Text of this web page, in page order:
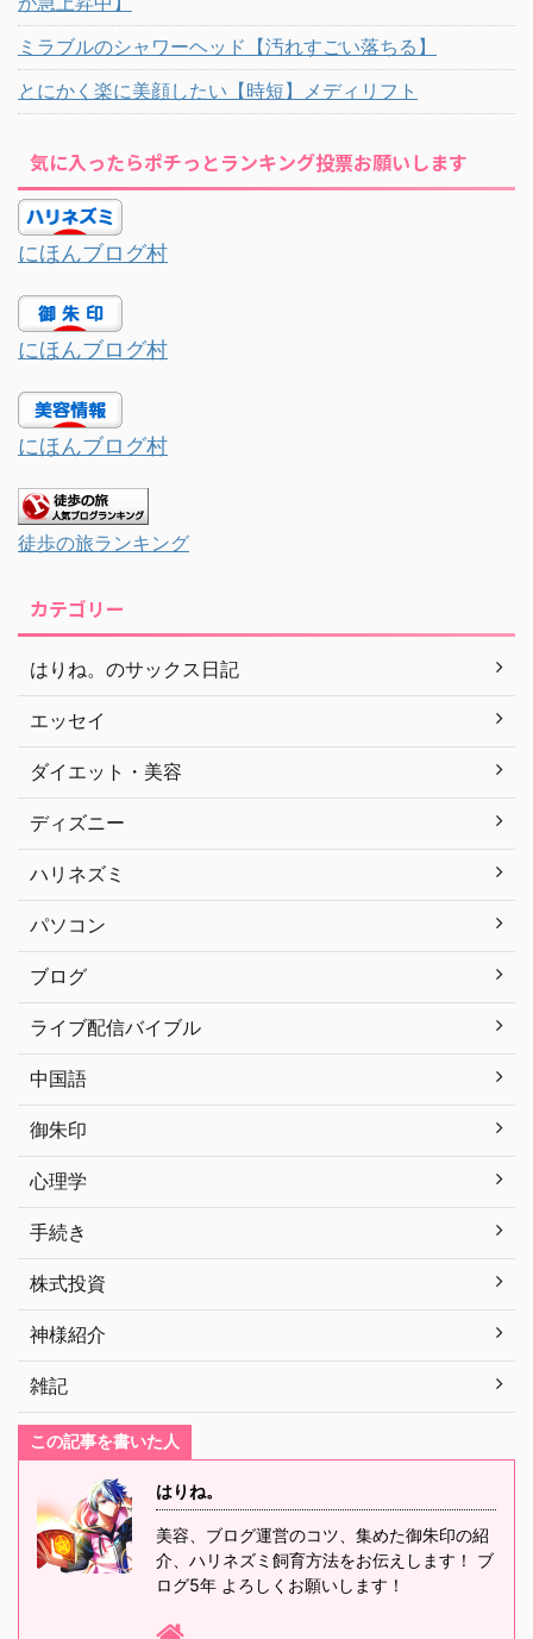
ミラブルのシャワーヘッド【汚れすごい落ちる】
とにかく楽に美顔したい【時短】メディリフト
気に入ったらポチっとランキング投票お願いします
にほんブログ村
にほんブログ村
にほんブログ村
徒歩の旅ランキング
カテゴリー
はりね。のサックス日記
エッセイ
ダイエット・美容
ディズニー
ハリネズミ
パソコン
ブログ
ライブ配信バイブル
中国語
御朱印
心理学
手続き
株式投資
神様紹介
雑記
この記事を書いた人
はりね。
美容、ブログ運営のコツ、集めた御朱印の紹
介、ハリネズミ飼育方法をお伝えします！ ブ
ログ5年 よろしくお願いします！